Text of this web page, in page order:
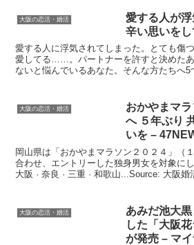
大阪の恋活・婚活
愛する人が
辛い思いを
愛する人に浮気されてしまった。とても
愛してる……。パートナーを許すと決めた
ないと悩んでいるあなた。そんな方たちへ
大阪の恋活・婚活 おかやまマ
へ ５年ぶり
いを –
岡山県は「おかやまマラソン２０２４」（
合わせ、エントリーした独身男女を対象に
大阪 · 奈良 · 三重 · 和歌山...Source: 大阪婚
大阪の恋活・婚活
あみだ池大
した「 大阪花
が発売 – マ